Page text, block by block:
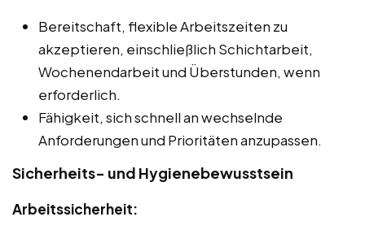
Bereitschaft, flexible Arbeitszeiten zu
akzeptieren, einschließlich Schichtarbeit,
Wochenendarbeit und Überstunden, wenn
erforderlich.
Fähigkeit, sich schnell an wechselnde
Anforderungen und Prioritäten anzupassen.
Sicherheits- und Hygienebewusstsein
Arbeitssicherheit: